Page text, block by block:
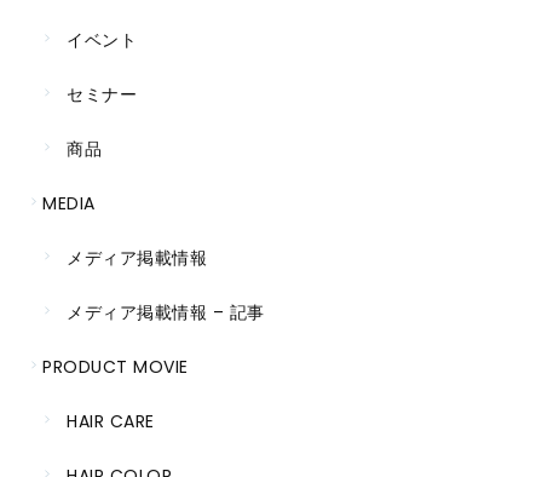
イベント
セミナー
商品
MEDIA
メディア掲載情報
メディア掲載情報 – 記事
PRODUCT MOVIE
HAIR CARE